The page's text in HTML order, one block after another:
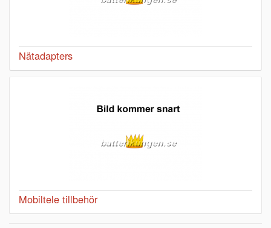
Nätadapters
Mobiltele tillbehör